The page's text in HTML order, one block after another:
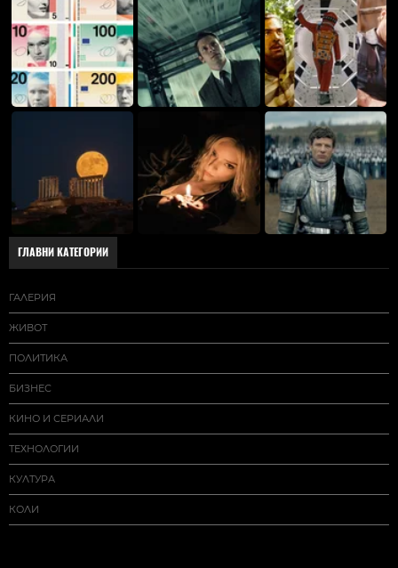
ГЛАВНИ КАТЕГОРИИ
ГАЛЕРИЯ
ЖИВОТ
ПОЛИТИКА
БИЗНЕС
КИНО И СЕРИАЛИ
ТЕХНОЛОГИИ
КУЛТУРА
КОЛИ